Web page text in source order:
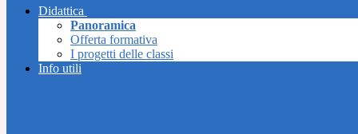
Didattica
Panoramica
Offerta formativa
I progetti delle classi
Info utili